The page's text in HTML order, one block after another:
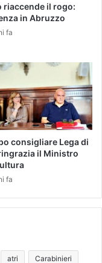
riaccende il rogo:
in Abruzzo
fa
consigliare Lega di
il Ministro
fa
atri Carabinieri